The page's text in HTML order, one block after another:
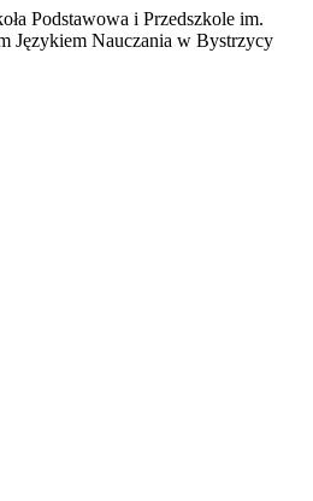
Podstawowa i Przedszkole im.
Językiem Nauczania w Bystrzycy